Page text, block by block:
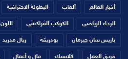
أخبار العالم ألعاب البطولة الاحترافية
الرجاء الرياضي الكوكب المراكشي اللون
باريس سان جيرمان بودريقة ريال مدريد
فريق العمل كلاسيك مال و أعمال